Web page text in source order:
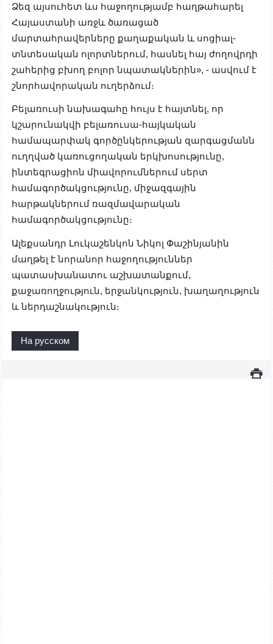
Ձեզ այսուհետ ևս հաջողությամբ հաղթահարել
Հայաստանի առջև ծառացած
մարտահրավերները քաղաքական և սոցիալ-
տնտեսական ոլորտներում, հասնել հայ ժողովրդի
շահերից բխող բոլոր նպատակներին», - ասվում է
շնորհավորական ուղերձում։
Բելառուսի նախագահը հույս է հայտնել, որ
կշարունակվի բելառուսա-հայկական
համապարփակ գործընկերության զարգացմանն
ուղղված կառուցողական երկխոսությունը,
ինտեգրացիոն միավորումներում սերտ
համագործակցությունը, միջազգային
հարթակներում ռազմավարական
համագործակցությունը։
Ալեքսանդր Լուկաշենկոն Նիկոլ Փաշինյանին
մաղթել է նորանոր հաջողություններ
պատասխանատու աշխատանքում,
քաջառողջություն, երջանկություն, խաղաղություն
և ներդաշնակություն։
На русском